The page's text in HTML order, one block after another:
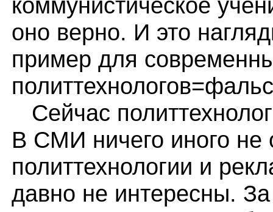
оно верно. И это
пример для
Сейчас
В СМИ ничего иного не
политтехнологии и
давно не интересны.